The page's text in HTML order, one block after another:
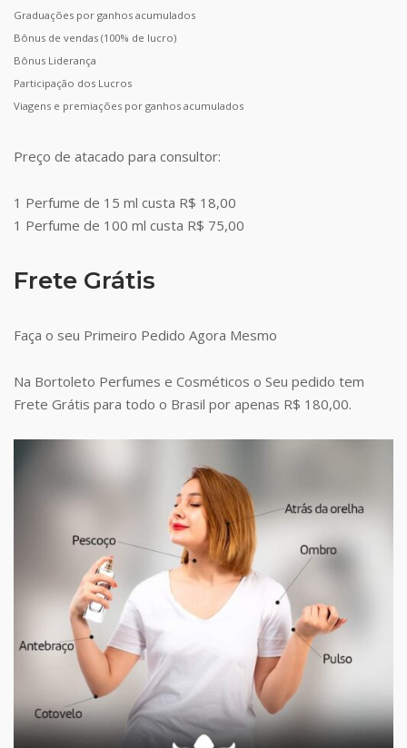
Graduações por ganhos acumulados
Bônus de vendas (100% de lucro)
Bônus Liderança
Participação dos Lucros
Viagens e premiações por ganhos acumulados
Preço de atacado para consultor:
1 Perfume de 15 ml custa R$ 18,00
1 Perfume de 100 ml custa R$ 75,00
Frete Grátis
Faça o seu Primeiro Pedido Agora Mesmo
Na Bortoleto Perfumes e Cosméticos o Seu pedido tem
Frete Grátis para todo o Brasil por apenas R$ 180,00.